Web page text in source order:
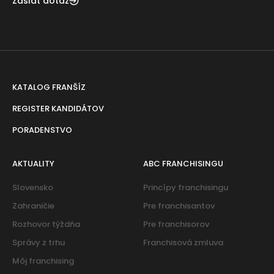
KATALOG FRANŠÍZ
REGISTER KANDIDÁTOV
PORADENSTVO
AKTUALITY
Slovensko
Zahraničie
Rozhovor týždňa
Správy z trhu
Môj franchising
ABC FRANCHISINGU
Princípy franchisingu
Pre franchisantov
Pre franchisorov
Franchisová zmluva